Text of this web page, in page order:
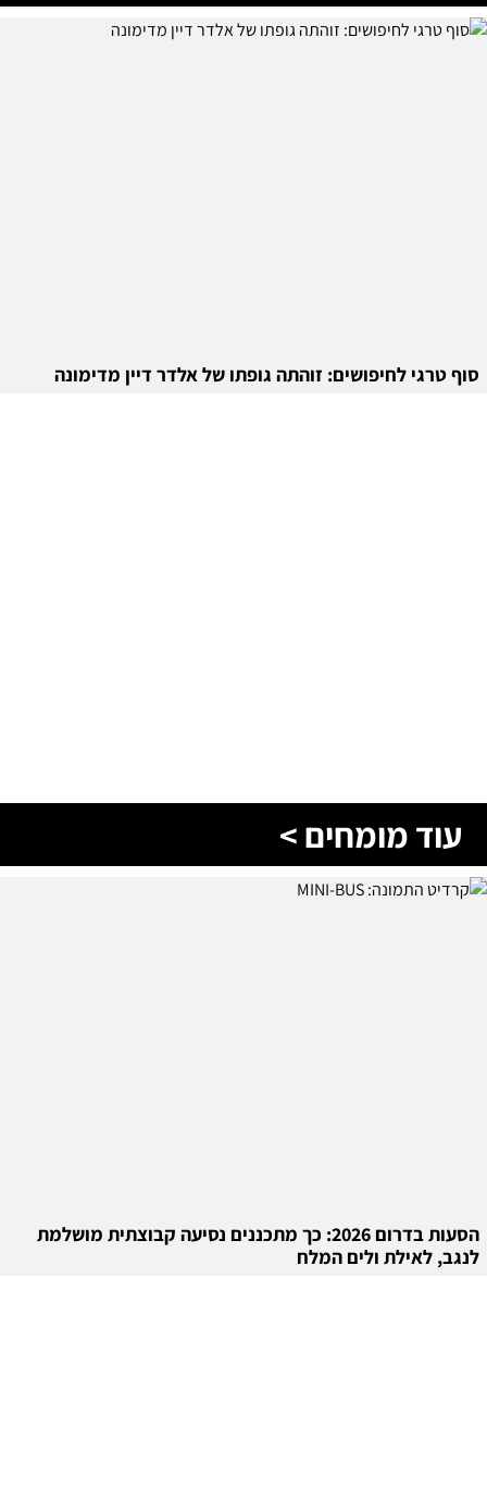
סוף טרגי לחיפושים: זוהתה גופתו של אלדר דיין מדימונה
עוד מומחים >
הסעות בדרום 2026: כך מתכננים נסיעה קבוצתית מושלמת
לנגב, לאילת ולים המלח